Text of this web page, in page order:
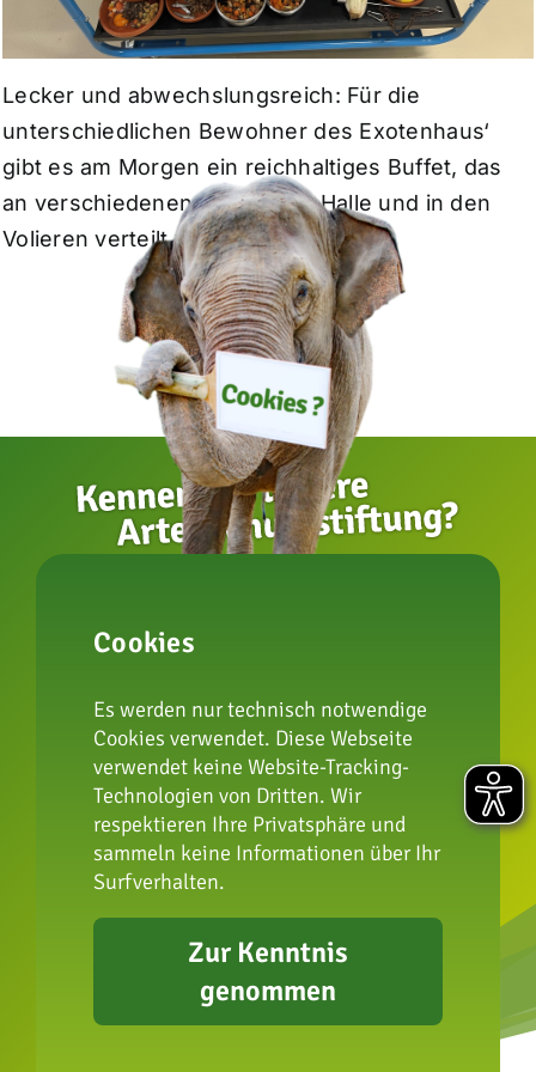
Lecker und abwechslungsreich: Für die
unterschiedlichen Bewohner des Exotenhaus‘
gibt es am Morgen ein reichhaltiges Buffet, das
an verschiedenen Stellen der Halle und in den
Volieren verteilt wird.
Impressum
Datenschutz
FAQ
Presse
Erklärung zur
Barrierefreiheit
Cookies
Es werden nur technisch notwendige
Cookies verwendet. Diese Webseite
verwendet keine Website-Tracking-
Technologien von Dritten. Wir
respektieren Ihre Privatsphäre und
sammeln keine Informationen über Ihr
Surfverhalten.
Zur Kenntnis
genommen